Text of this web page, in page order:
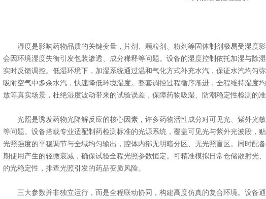
湿度是影响药物品质的关键变量，片剂、颗粒剂、粉剂等固体制剂极易受湿度
会因环境湿度失衡引发包装渗透、成分稀释等问题。设备的湿度控制依托加湿与除
实时反馈调控。低湿环境下，加湿系统通过温和气化方式补充水汽，保证水汽均匀
吸附空气中多余水汽，快速降低环境湿度。整套调控过程循序渐进，全程维持湿度
放等真实场景，杜绝湿度波动带来的试验误差，保障药物吸湿、防潮稳定性检测的准
光照是诱发药物光降解反应的核心因素，许多药物活性成分对可见光、紫外光
等问题。设备搭载专业适配制药检测标准的光源系统，覆盖可见光与紫外光波段，
光照强度的平稳调节与全域均匀输出，腔体内部无明暗分区、无光照盲区。同时配
期使用产生的轻微衰减，确保试验全程光照参数恒定。可精准模拟日常仓储散射光
的光稳定性，排查光照引发的药品变质风险。
三大参数并非独立运行，而是全程联动协同，构建高度仿真的复合环境。设备通